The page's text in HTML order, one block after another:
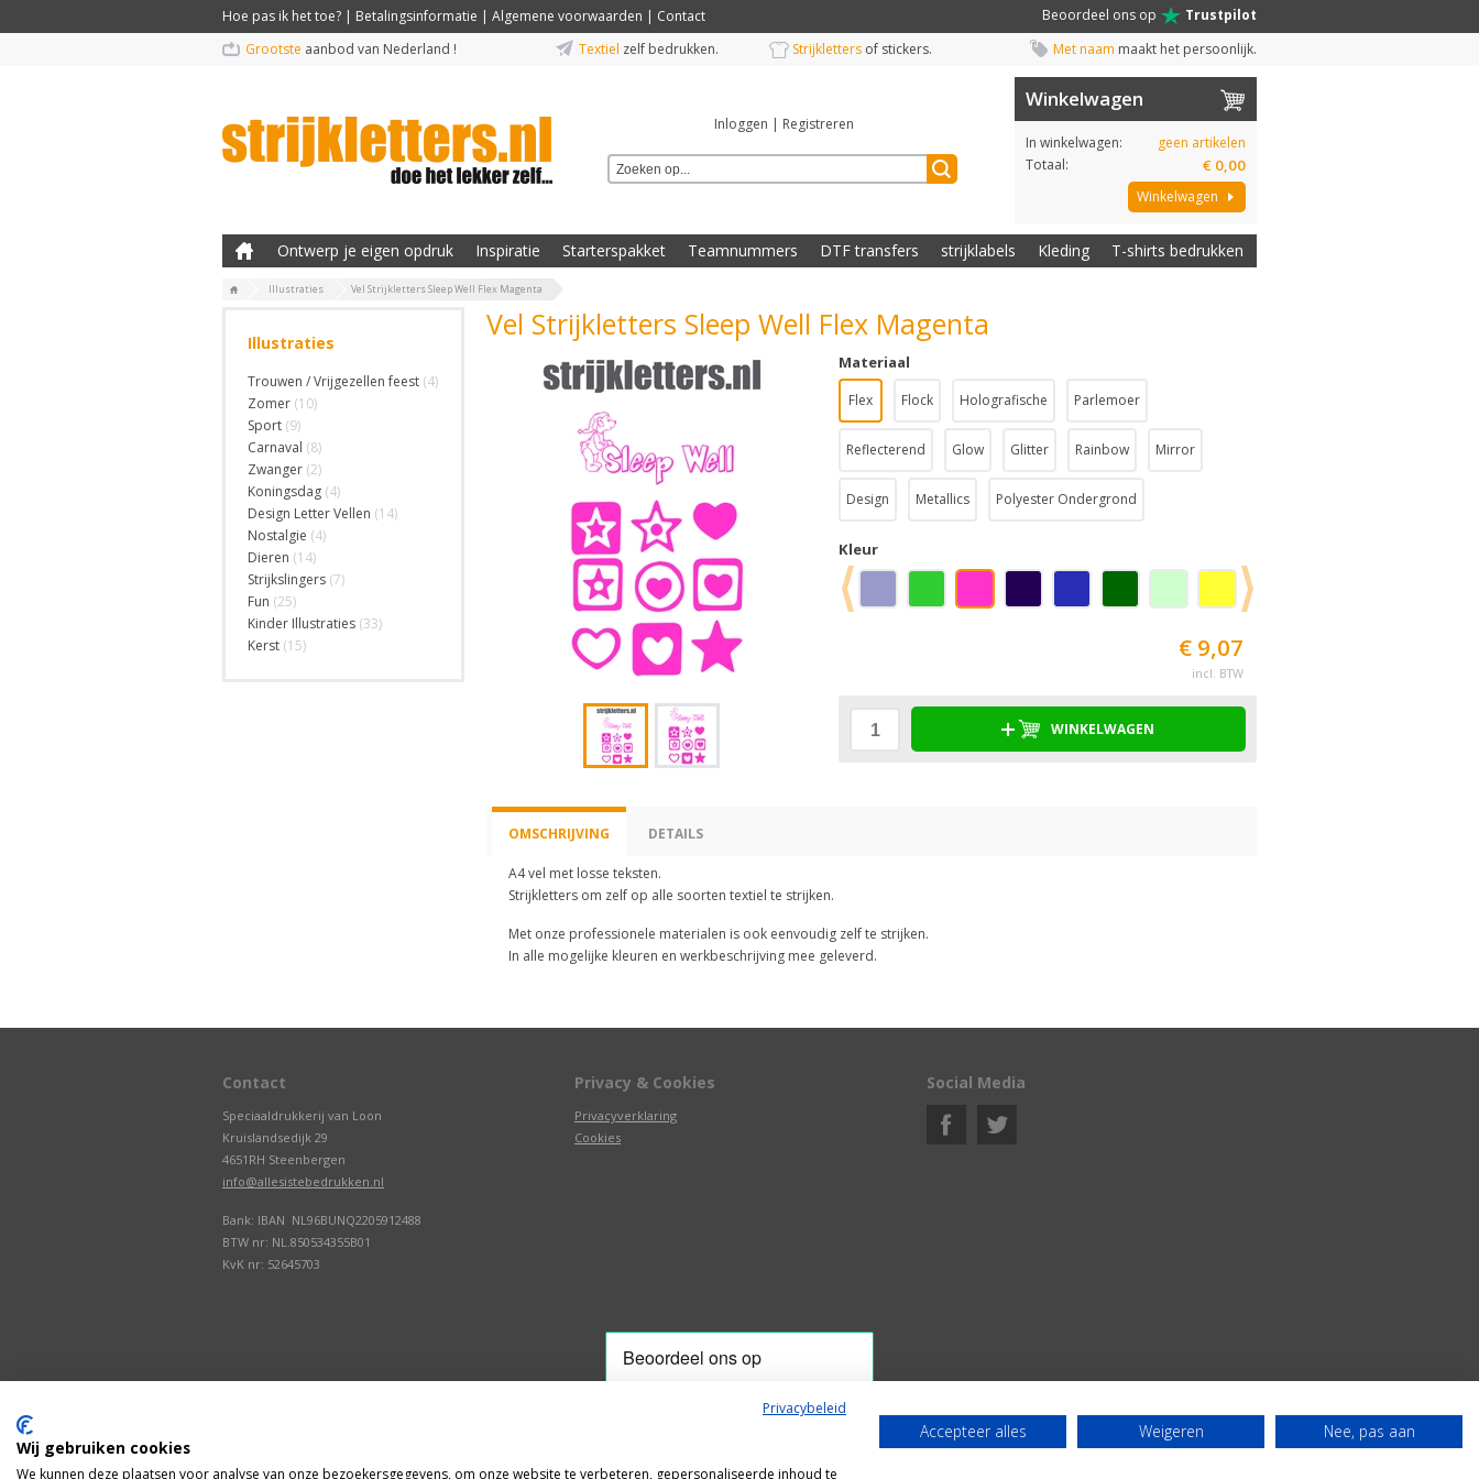
Hoe pas ik het toe? | Betalingsinformatie | Algemene voorwaarden | Contact Beoordeel ons op
Trustpilot
Grootste aanbod van Nederland ! Textiel zelf bedrukken. Strijkletters of stickers. Met naam maakt het persoonlijk.
Inloggen | Registreren
Winkelwagen
In winkelwagen:
geen artikelen
Totaal:
€ 0,00
Winkelwagen
Ontwerp je eigen opdruk Inspiratie Starterspakket Teamnummers DTF transfers strijklabels Kleding T-shirts bedrukken
Illustraties Vel Strijkletters Sleep Well Flex Magenta
Illustraties
Trouwen / Vrijgezellen feest (4)
Zomer (10)
Sport (9)
Carnaval (8)
Zwanger (2)
Koningsdag (4)
Design Letter Vellen (14)
Nostalgie (4)
Dieren (14)
Strijkslingers (7)
Fun (25)
Kinder Illustraties (33)
Kerst (15)
Vel Strijkletters Sleep Well Flex Magenta
Materiaal
Flex Flock Holografische Parlemoer
Reflecterend Glow Glitter Rainbow Mirror
Design Metallics Polyester Ondergrond
Kleur
€ 9,07
incl. BTW
WINKELWAGEN
OMSCHRIJVING DETAILS
A4 vel met losse teksten.
Strijkletters om zelf op alle soorten textiel te strijken.
Met onze professionele materialen is ook eenvoudig zelf te strijken.
In alle mogelijke kleuren en werkbeschrijving mee geleverd.
Contact
Speciaaldrukkerij van Loon
Kruislandsedijk 29
4651RH Steenbergen
info@allesistebedrukken.nl
Bank: IBAN NL96BUNQ2205912488
BTW nr: NL.850534355B01
KvK nr: 52645703
Privacy & Cookies
Privacyverklaring
Cookies
Social Media
Privacybeleid
Wij gebruiken cookies
We kunnen deze plaatsen voor analyse van onze bezoekersgegevens, om onze website te verbeteren, gepersonaliseerde inhoud te
Accepteer alles Weigeren Nee, pas aan